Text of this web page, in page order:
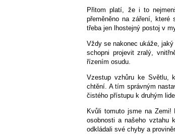
Přitom platí, že i to
přeměněno na záření,
třeba jen lhostejný postoj v
Vždy se nakonec ukáže,
schopni projevit zralý,
řízením osudu.
Vzestup vzhůru ke Světlu,
chtění. A tím správným
čistého přístupu k druhým
Kvůli tomuto jsme na
osobnosti a našeho vztahu
odkládali své chyby a